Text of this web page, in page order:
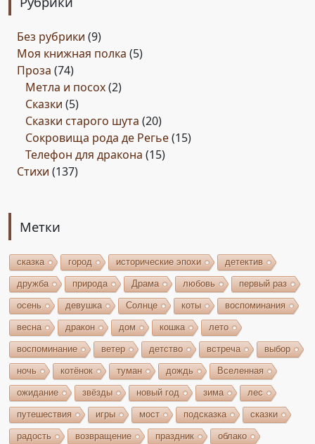
Без рубрики (9)
Моя книжная полка (5)
Проза (74)
Метла и посох(2)
Сказки (5)
Сказки старого шута (20)
Сокровища рода де Регье(15)
Телефон для дракона (15)
Стихи (137)
Метки
сказка город исторические эпохи детектив
дружба природа Драма любовь первый раз
осень девушка Солнце коты воспоминания
весна дракон дом кошка лето
воспоминание ветер детство встреча выбор
ночь котёнок туман дождь Вселенная
ожидание звёзды новый год зима лес
путешествия игры мост подсказка сказки
радость возвращение праздник облако